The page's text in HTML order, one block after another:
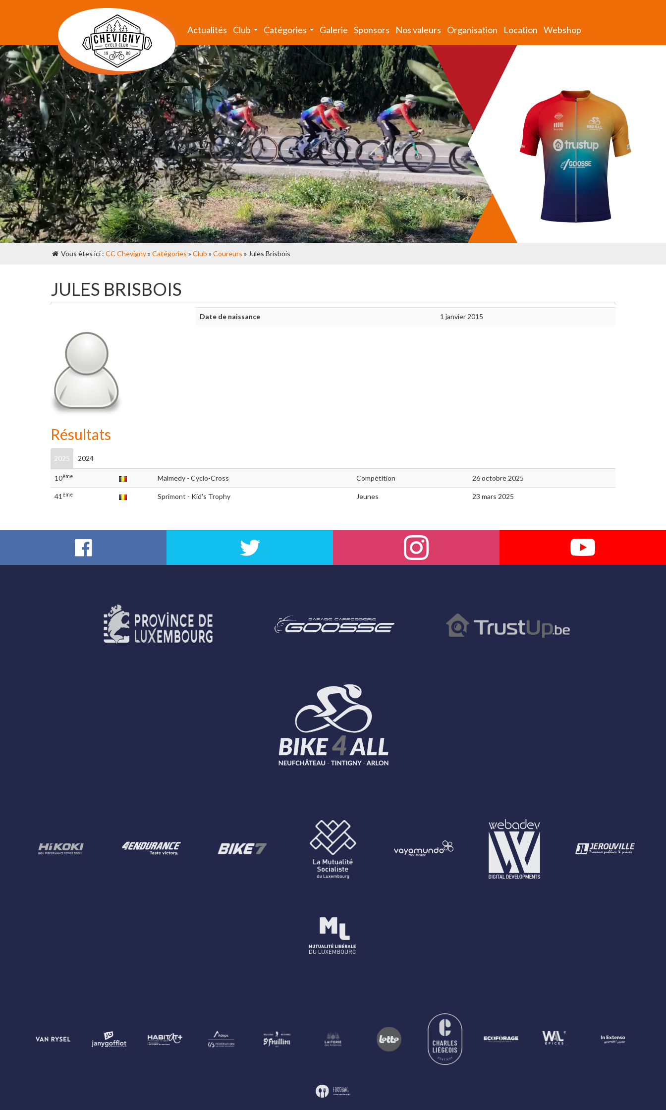
Actualités Club Catégories Galerie Sponsors Nos valeurs Organisation Location Webshop
Vous êtes ici : CC Chevigny» Catégories » Club » Coureurs » Jules Brisbois
JULES BRISBOIS
Date de naissance 1 janvier 2015
Résultats
2025 2024
10ème Malmedy - Cyclo-Cross Compétition 26 octobre 2025
41 ème Sprimont - Kid's Trophy Jeunes 23 mars 2025